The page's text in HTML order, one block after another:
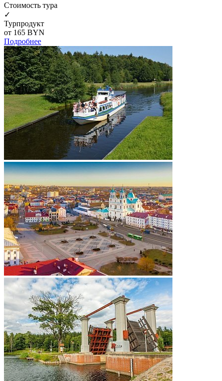
Cтоимость тура
✓
Турпродукт
от 165 BYN
Подробнее